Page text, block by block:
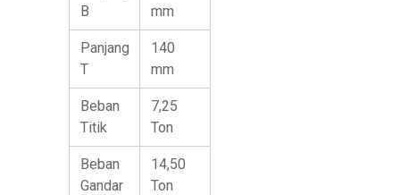
B
mm
Panjang
T
140
mm
Beban
Titik
7,25
Ton
Beban
Gandar
14,50
Ton